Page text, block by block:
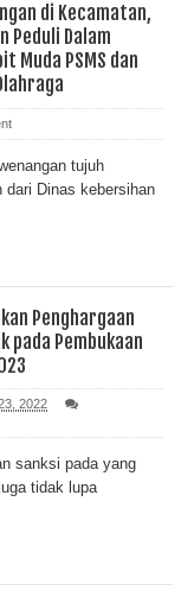
di Kecamatan,
Peduli Dalam
Muda PSMS dan
tujuh
dari Dinas kebersihan
Penghargaan
pada Pembukaan
2022
sanksi pada yang
tidak lupa